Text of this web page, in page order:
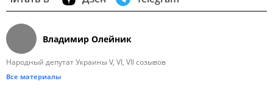
Владимир Олейник
Народный депутат Украины V, VI, VII созывов
Все материалы